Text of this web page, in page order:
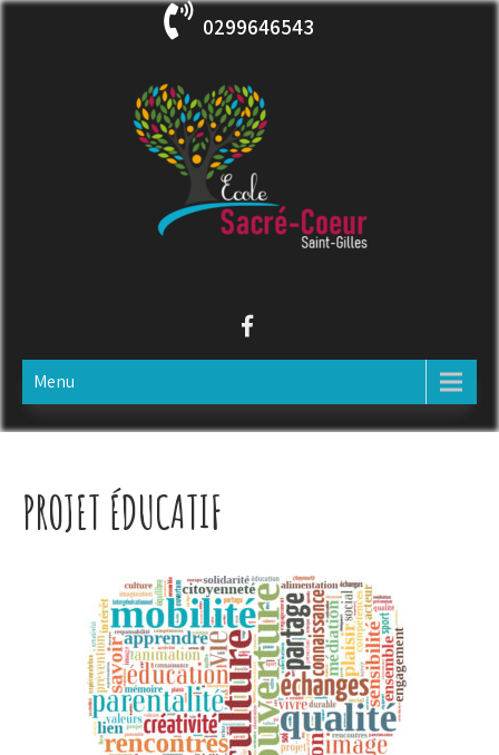
Skip
0299646543
ECOLE SACRE COEUR
Menu
PROJET ÉDUCATIF